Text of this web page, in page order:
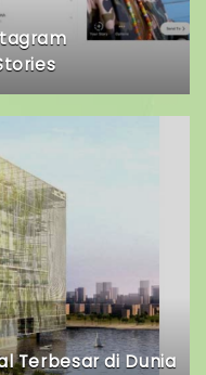
Terbesar di Dunia